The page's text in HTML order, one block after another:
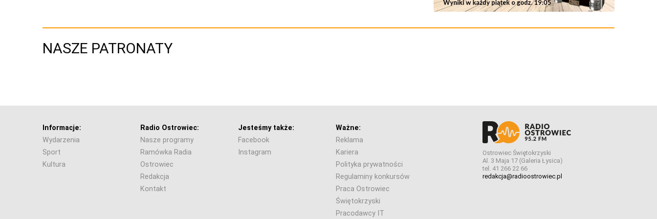
NASZE PATRONATY
Informacje:
Wydarzenia
Sport
Kultura
Radio Ostrowiec:
Nasze programy
Ramówka Radia
Ostrowiec
Redakcja
Kontakt
Jesteśmy także:
Facebook
Instagram
Ważne:
Reklama
Kariera
Polityka prywatności
Regulaminy konkursów
Praca Ostrowiec
Świętokrzyski
Pracodawcy IT
Ostrowiec Świętokrzyski
Al. 3 Maja 17 (Galeria Łysica)
tel. 41 266 22 66
redakcja@radioostrowiec.pl